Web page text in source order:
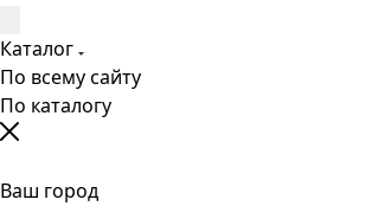
Каталог
По всему сайту
По каталогу
Ваш город